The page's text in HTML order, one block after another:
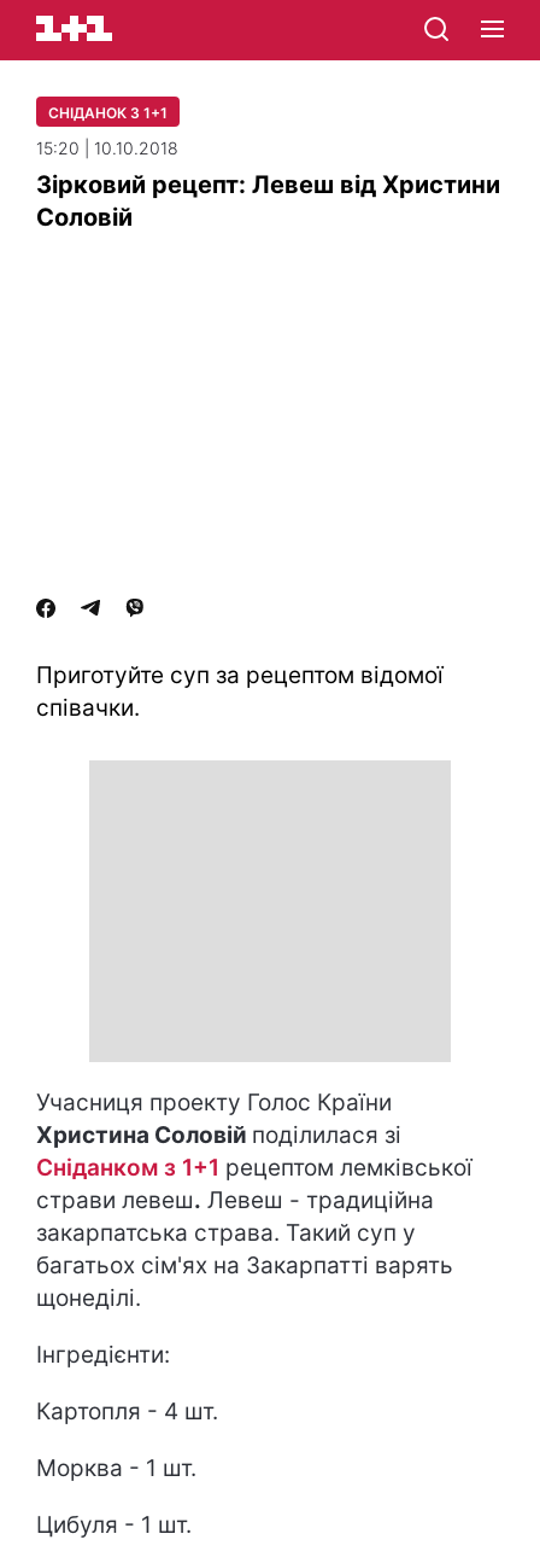
СНІДАНОК З 1+1
15:20 | 10.10.2018
Зірковий рецепт: Левеш від Христини
Соловій
Приготуйте суп за рецептом відомої
співачки.
Учасниця проекту Голос Країни
Христина Соловій поділилася зі
Сніданком з 1+1 рецептом лемківської
страви левеш. Левеш - традиційна
закарпатська страва. Такий суп у
багатьох сім'ях на Закарпатті варять
щонеділі.
Інгредієнти:
Картопля - 4 шт.
Морква - 1 шт.
Цибуля - 1 шт.